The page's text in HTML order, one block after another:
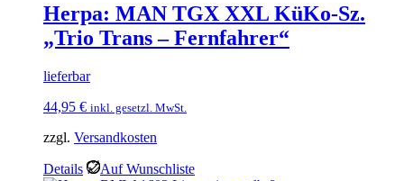
Herpa: MAN TGX XXL KüKo-Sz.
„Trio Trans – Fernfahrer“
lieferbar
44,95 € inkl. gesetzl. MwSt.
zzgl. Versandkosten
Details Auf Wunschliste